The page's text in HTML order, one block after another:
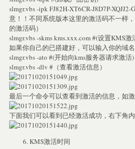
slmgr.vbs -ipk FJ82H-XT6CR-J8D7P-
意！！不同系统版本这里的激活码不一样
的激活码）
slmgr.vbs -skms kms.xxx.com #(设置KMS
如果你自己的已搭建好，可以输入你的域
slmgr.vbs -ato #(开始向kms服务器请求激活)
slmgr.vbs -dlv #（查看激活信息）
最后一个命令可以查看到激活的信息，如
下面我们可以看到已经激活成功，右下角
KMS激活时间